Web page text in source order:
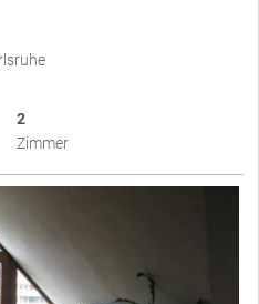
2
Zimmer